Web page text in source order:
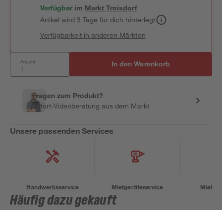
Verfügbar im MarktTroisdorf
Artikel wird 3 Tage für dich hinterlegt
Verfügbarkeit in anderen Märkten
Anzahl: In den Warenkorb
Fragen zum Produkt?
Sofort-Videoberatung aus dem Markt
Unsere passenden Services
Handwerksservice Mietgeräteservice
Häufig dazu gekauft